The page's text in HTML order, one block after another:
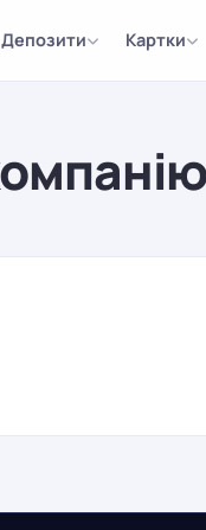
Депозити Картки